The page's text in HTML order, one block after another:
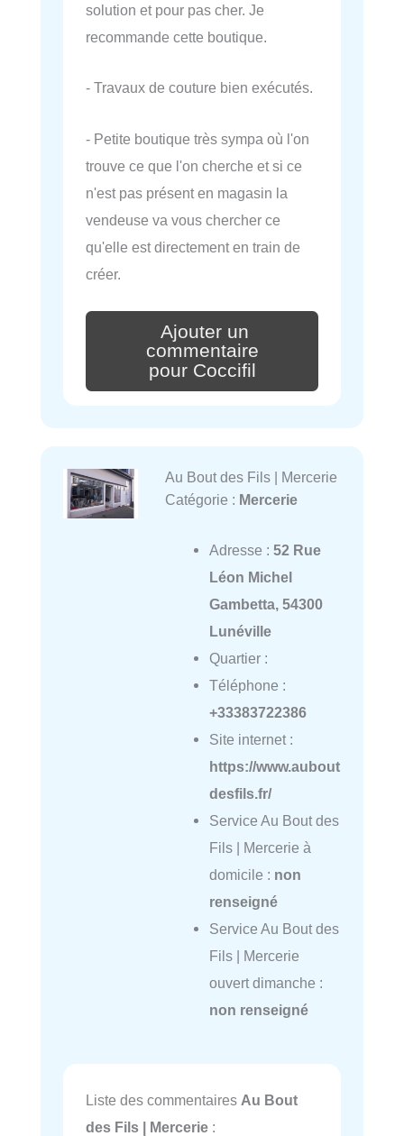
solution et pour pas cher. Je
recommande cette boutique.
- Travaux de couture bien exécutés.
- Petite boutique très sympa où l'on
trouve ce que l'on cherche et si ce
n'est pas présent en magasin la
vendeuse va vous chercher ce
qu'elle est directement en train de
créer.
Ajouter un
commentaire
pour Coccifil
Au Bout des Fils | Mercerie
Catégorie : Mercerie
Adresse : 52 Rue
Léon Michel
Gambetta, 54300
Lunéville
Quartier :
Téléphone :
+33383722386
Site internet :
https://www.aubout
desfils.fr/
Service Au Bout des
Fils | Mercerie à
domicile : non
renseigné
Service Au Bout des
Fils | Mercerie
ouvert dimanche :
non renseigné
Liste des commentaires Au Bout
des Fils | Mercerie :